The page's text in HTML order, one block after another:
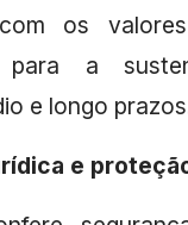
os
para a
e longo
e